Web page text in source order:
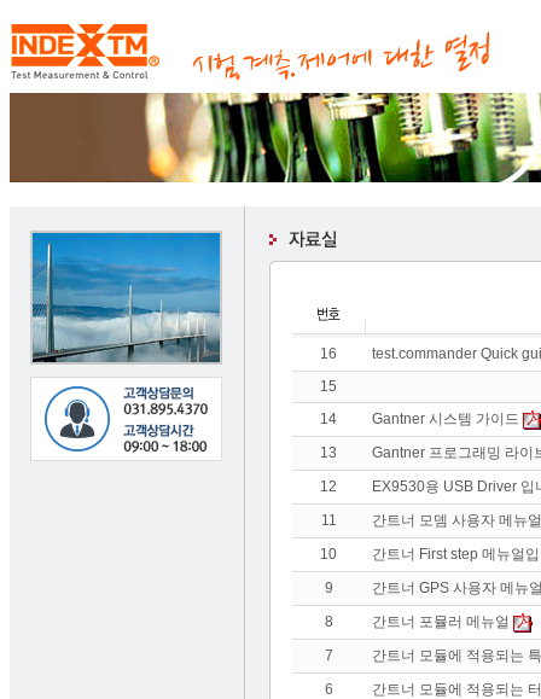
16
test.commander Quick
15
14
Gantner 시스템 가이드
13
Gantner 프로그래밍 라이
12
EX9530용 USB Driver 입
11
간트너 모뎀 사용자 메뉴
10
간트너 First step 메뉴얼
9
간트너 GPS 사용자 메뉴
8
간트너 포뮬러 메뉴얼
7
간트너 모듈에 적용되는
6
간트너 모듈에 적용되는